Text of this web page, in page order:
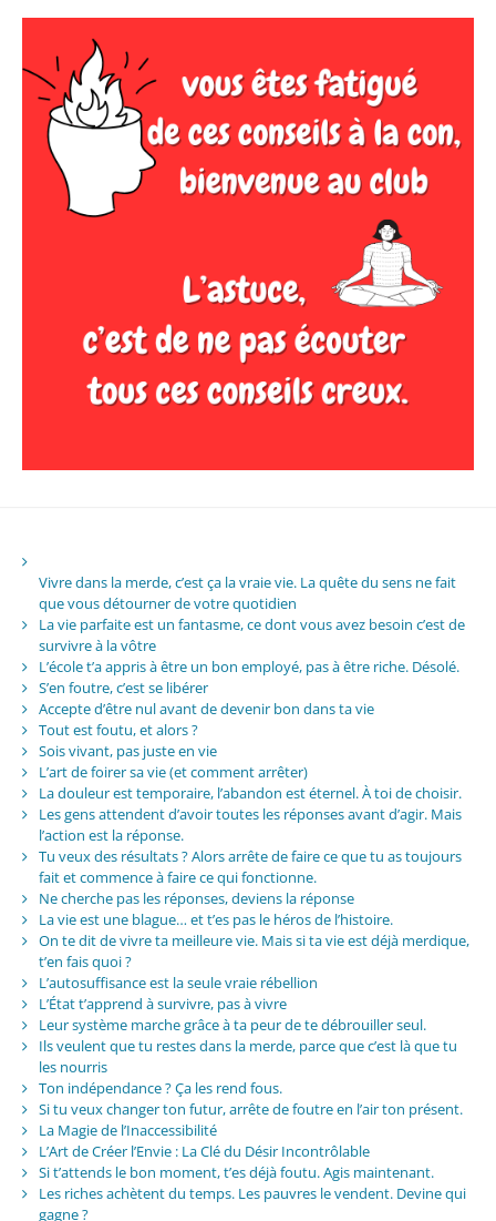
Vivre dans la merde, c’est ça la vraie vie. La quête du sens ne fait
que vous détourner de votre quotidien
La vie parfaite est un fantasme, ce dont vous avez besoin c’est de
survivre à la vôtre
L’école t’a appris à être un bon employé, pas à être riche. Désolé.
S’en foutre, c’est se libérer
Accepte d’être nul avant de devenir bon dans ta vie
Tout est foutu, et alors ?
Sois vivant, pas juste en vie
L’art de foirer sa vie (et comment arrêter)
La douleur est temporaire, l’abandon est éternel. À toi de choisir.
Les gens attendent d’avoir toutes les réponses avant d’agir. Mais
l’action est la réponse.
Tu veux des résultats ? Alors arrête de faire ce que tu as toujours
fait et commence à faire ce qui fonctionne.
Ne cherche pas les réponses, deviens la réponse
La vie est une blague… et t’es pas le héros de l’histoire.
On te dit de vivre ta meilleure vie. Mais si ta vie est déjà merdique,
t’en fais quoi ?
L’autosuffisance est la seule vraie rébellion
L’État t’apprend à survivre, pas à vivre
Leur système marche grâce à ta peur de te débrouiller seul.
Ils veulent que tu restes dans la merde, parce que c’est là que tu
les nourris
Ton indépendance ? Ça les rend fous.
Si tu veux changer ton futur, arrête de foutre en l’air ton présent.
La Magie de l’Inaccessibilité
L’Art de Créer l’Envie : La Clé du Désir Incontrôlable
Si t’attends le bon moment, t’es déjà foutu. Agis maintenant.
Les riches achètent du temps. Les pauvres le vendent. Devine qui
gagne ?